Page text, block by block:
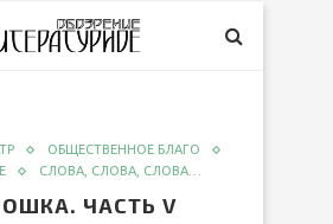
ОБЩЕСТВЕННОЕ БЛАГО
СЛОВА, СЛОВА, СЛОВА…
ЧАСТЬ V